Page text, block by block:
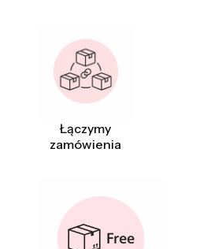
Łączymy
zamówienia